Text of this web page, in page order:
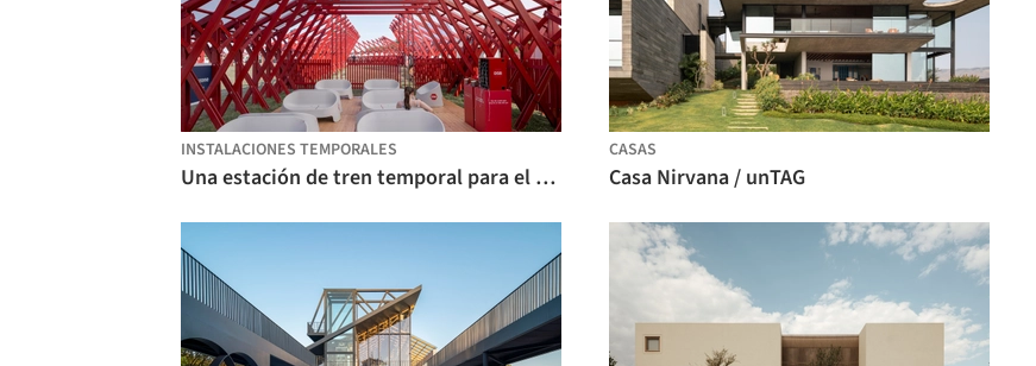
INSTALACIONES TEMPORALES
Una estación de tren temporal para el Roskilde Festival / Royal Danish Academy
CASAS
Casa Nirvana / unTAG